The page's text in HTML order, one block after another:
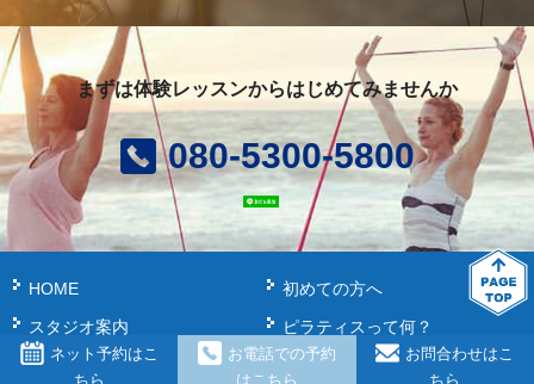
ネット予約はこ
ちら
お電話での予約
はこちら
お問合わせはこ
ちら
まずは体験レッスンからはじめてみませんか
080-5300-5800
HOME
スタジオ案内
インストラクター
初めての方へ
ピラティスって何？
お客様の声